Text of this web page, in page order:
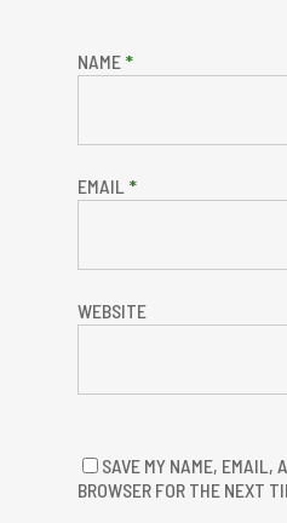
NAME *
EMAIL *
WEBSITE
SAVE MY NAME, EMAIL,
BROWSER FOR THE NEXT